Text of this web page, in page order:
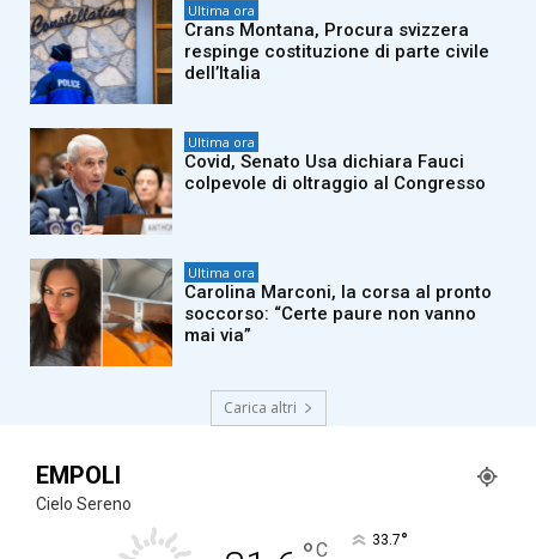
Ultima ora
Crans Montana, Procura svizzera
respinge costituzione di parte civile
dell’Italia
Ultima ora
Covid, Senato Usa dichiara Fauci
colpevole di oltraggio al Congresso
Ultima ora
Carolina Marconi, la corsa al pronto
soccorso: “Certe paure non vanno
mai via”
Carica altri
EMPOLI
Cielo Sereno
C 33.7°